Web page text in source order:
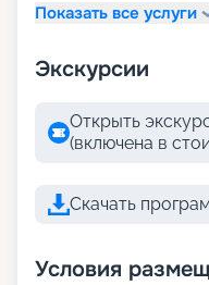
Показать все услуги
Экскурсии
Открыть
(включена в
Скачать
Условия